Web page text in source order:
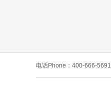
电话Phone：400-666-5691